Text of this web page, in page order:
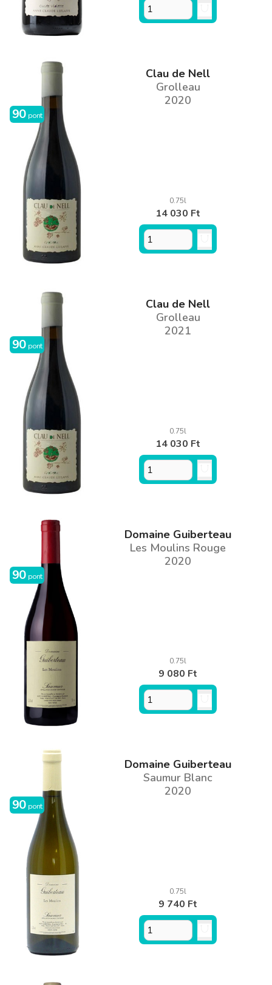
90 pont
Clau de Nell
Grolleau
2020
0.75l
14 030 Ft
90 pont
Clau de Nell
Grolleau
2021
0.75l
14 030 Ft
90 pont
Domaine Guiberteau
Les Moulins Rouge
2020
0.75l
9 080 Ft
90 pont
Domaine Guiberteau
Saumur Blanc
2020
0.75l
9 740 Ft